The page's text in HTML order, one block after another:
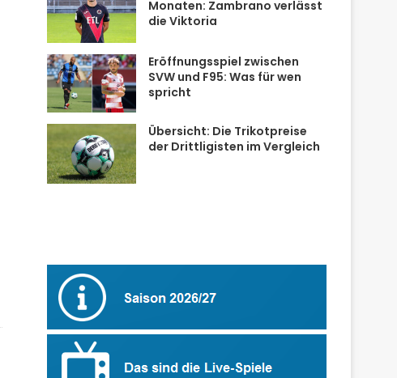
Monaten: Zambrano verlässt
die Viktoria
Eröffnungsspiel zwischen
SVW und F95: Was für wen
spricht
Übersicht: Die Trikotpreise
der Drittligisten im Vergleich